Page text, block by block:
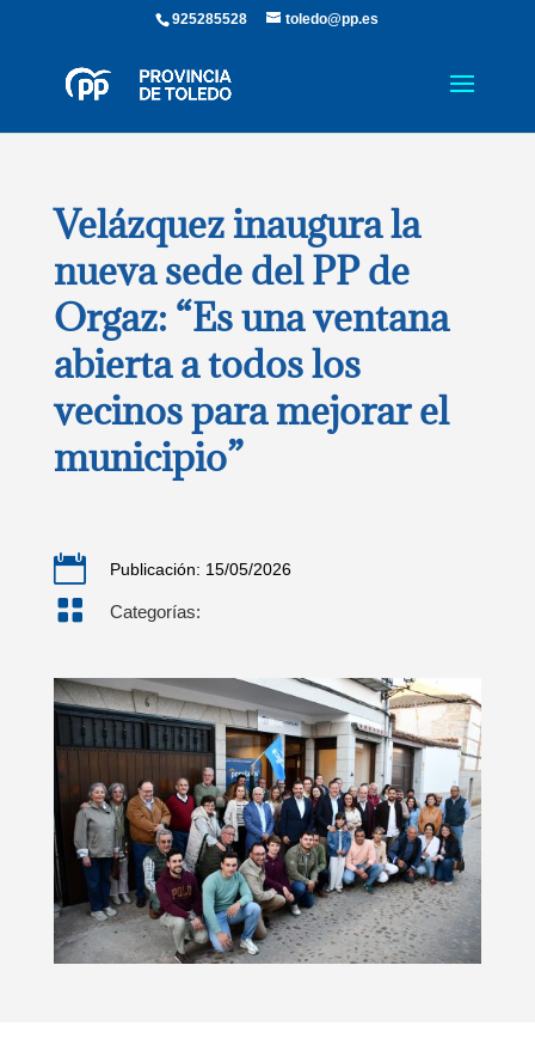
925285528 toledo@pp.es
Velázquez inaugura la
nueva sede del PP de
Orgaz: “Es una ventana
abierta a todos los
vecinos para mejorar el
municipio”
 Publicación: 15/05/2026
 Categorías: